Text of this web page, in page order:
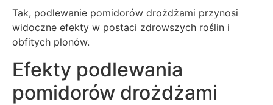
Tak, podlewanie pomidorów drożdżami przynosi
widoczne efekty w postaci zdrowszych roślin i
obfitych plonów.
Efekty podlewania
pomidorów drożdżami